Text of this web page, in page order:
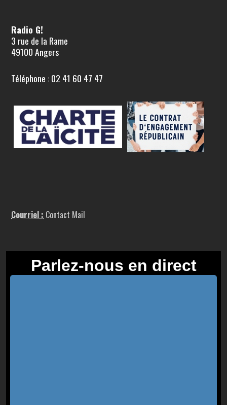
Radio G!
3 rue de la Rame
49100 Angers
Téléphone : 02 41 60 47 47
Courriel : Contact Mail